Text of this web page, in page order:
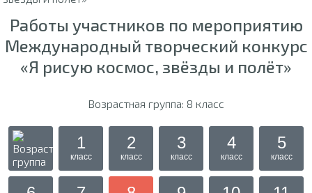
Работы участников по мероприятию
Международный творческий конкурс
«Я рисую космос, звёзды и полёт»
Возрастная группа: 8 класс
1
класс
2
класс
3
класс
4
класс
5
класс